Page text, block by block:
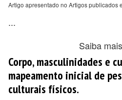
Artigo apresentado no Artigos publicados
...
Saiba
Corpo, masculinidades e
mapeamento inicial de
culturais físicos.